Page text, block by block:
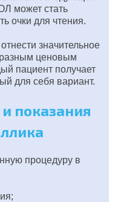
может стать
очки для чтения.
значительное
ценовым
пациент получает
для себя вариант.
показания
процедуру в